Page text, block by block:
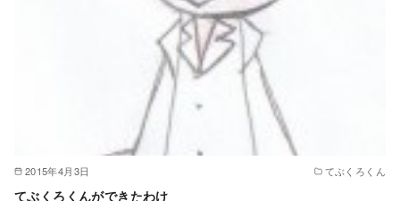
2015年4月3日 てぶくろくん
てぶくろくんができたわけ